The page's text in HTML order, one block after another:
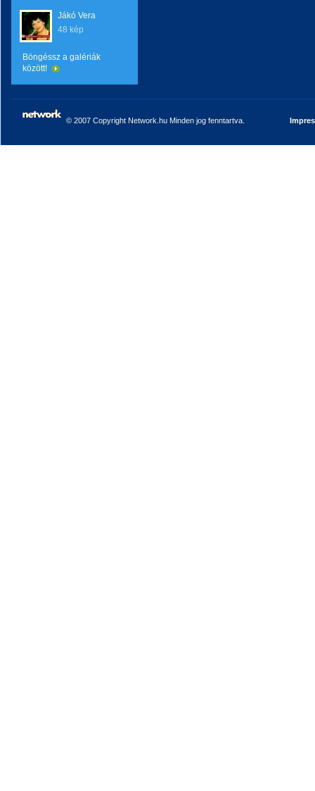
Jákó Vera
48 kép
Böngéssz a galériák
között!
© 2007 Copyright Network.hu Minden jog fenntartva.